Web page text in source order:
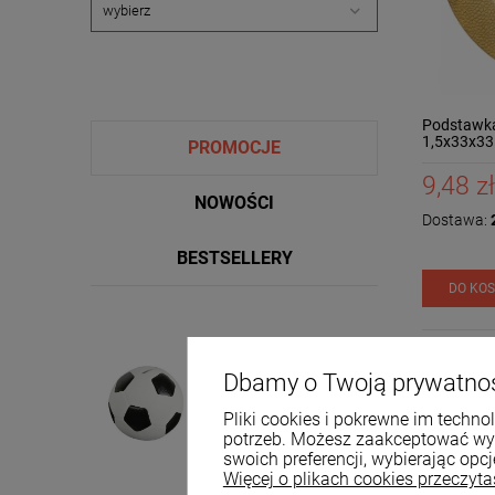
PROMOCJE
NOWOŚCI
BESTSELLERY
Skarbonka piłka
dekoracyjna ceramiczna
39,99 zł
Cena regularna:42,00 zł
Najniższa cena:
9,48 zł
Dostawa:
DO
Dbamy o Twoją
Pliki cookies i pokrewne im
potrzeb. Możesz zaakceptować
swoich preferencji, wybierając
Więcej o plikach cookies